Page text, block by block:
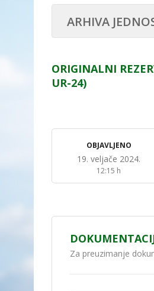
ARHIVA
ORIGINALNI
UR-24)
OBJAVLJENO
19. veljače 2024.
12:15 h
Za preuzimanje